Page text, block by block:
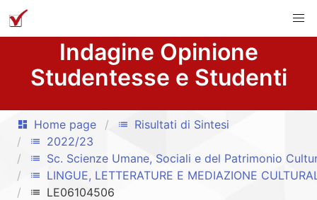
Indagine Opinione
Studentesse e Studenti
dashboard Home page list Risultati di Sintesi
list 2022/23
list Sc. Scienze Umane, Sociali e del Patrimonio
list LINGUE, LETTERATURE E MEDIAZIONE
list
LE06104506